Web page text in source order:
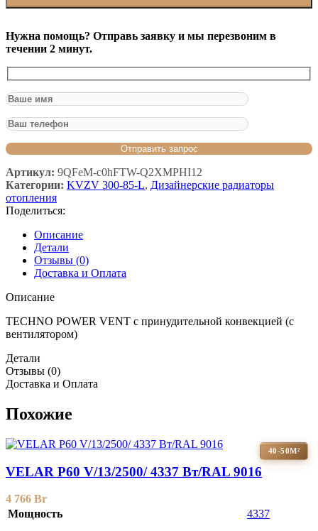
Нужна помощь? Отправь заявку и мы перезвоним в
течении 2 минут.
Артикул: 9QFeM-c0hFTW-Q2XMPHI12
Категории: KVZV 300-85-L, Дизайнерские радиаторы
отопления
Поделиться:
Описание
Детали
Отзывы (0)
Доставка и Оплата
Описание
TECHNO POWER VENT с принудительной конвекцией (c
вентилятором)
Детали
Отзывы (0)
Доставка и Оплата
Похожие
40-50М²
VELAR P60 V/13/2500/ 4337 Bт/RAL 9016
4 766 Br
Мощность
4337